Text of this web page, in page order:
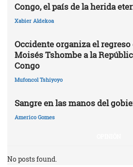
Congo, el país de la herida
Xabier Aldekoa
Occidente organiza el regreso
Moisés Tshombe a la
Congo
Mufoncol Tshiyoyo
Sangre en las manos del
Americo Gomes
No posts found.